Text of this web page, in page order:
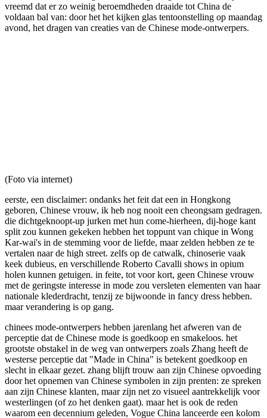
vreemd dat er zo weinig beroemdheden draaide tot China de
voldaan bal van: door het het kijken glas tentoonstelling op maandag
avond, het dragen van creaties van de Chinese mode-ontwerpers.
(Foto via internet)
eerste, een disclaimer: ondanks het feit dat een in Hongkong
geboren, Chinese vrouw, ik heb nog nooit een cheongsam gedragen.
die dichtgeknoopt-up jurken met hun come-hierheen, dij-hoge kant
split zou kunnen gekeken hebben het toppunt van chique in Wong
Kar-wai's in de stemming voor de liefde, maar zelden hebben ze te
vertalen naar de high street. zelfs op de catwalk, chinoserie vaak
keek dubieus, en verschillende Roberto Cavalli shows in opium
holen kunnen getuigen. in feite, tot voor kort, geen Chinese vrouw
met de geringste interesse in mode zou versleten elementen van haar
nationale klederdracht, tenzij ze bijwoonde in fancy dress hebben.
maar verandering is op gang.
chinees mode-ontwerpers hebben jarenlang het afweren van de
perceptie dat de Chinese mode is goedkoop en smakeloos. het
grootste obstakel in de weg van ontwerpers zoals Zhang heeft de
westerse perceptie dat "Made in China" is betekent goedkoop en
slecht in elkaar gezet. zhang blijft trouw aan zijn Chinese opvoeding
door het opnemen van Chinese symbolen in zijn prenten: ze spreken
aan zijn Chinese klanten, maar zijn net zo visueel aantrekkelijk voor
westerlingen (of zo het denken gaat). maar het is ook de reden
waarom een decennium geleden, Vogue China lanceerde een kolom